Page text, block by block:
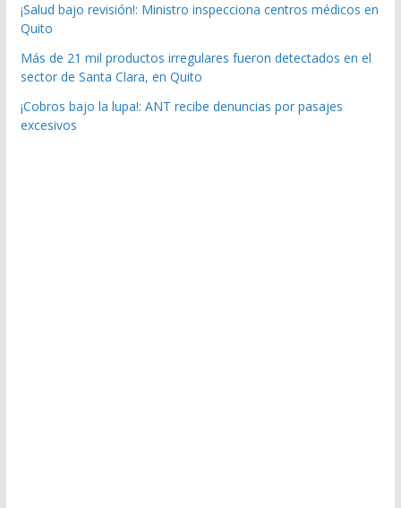
¡Salud bajo revisión!: Ministro inspecciona centros médicos en
Quito
Más de 21 mil productos irregulares fueron detectados en el
sector de Santa Clara, en Quito
¡Cobros bajo la lupa!: ANT recibe denuncias por pasajes
excesivos